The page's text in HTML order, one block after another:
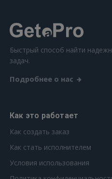
Быстрый способ найти
задач.
Подробнее о нас
Как это работает
Как создать заказ
Как стать исполнителем
Условия использования